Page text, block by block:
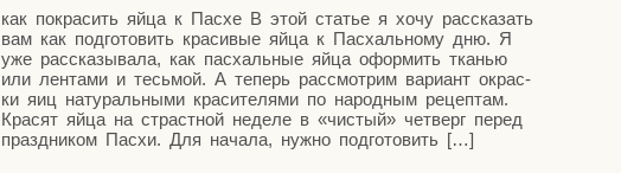
как покра­сить яйца к Пасхе В этой ста­тье я хочу рас­ска­зать
вам как под­го­то­вить кра­си­вые яйца к Пас­халь­но­му дню. Я
уже рас­ска­зы­ва­ла, как пас­халь­ные яйца офор­мить тка­нью
или лен­та­ми и тесь­мой. А теперь рас­смот­рим вари­ант окрас­
ки яиц нату­раль­ны­ми кра­си­те­ля­ми по народ­ным рецеп­там.
Кра­сят яйца на страст­ной неде­ле в «чистый» чет­верг перед
празд­ни­ком Пас­хи. Для нача­ла, нуж­но подготовить […]